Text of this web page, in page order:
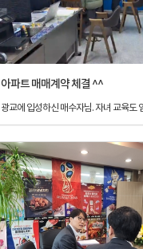
아파트 매매계약 체결 ^^